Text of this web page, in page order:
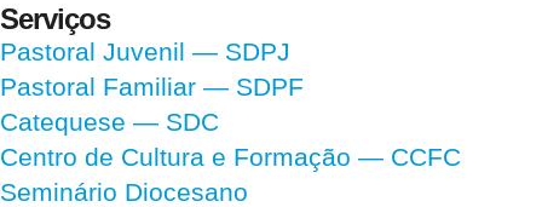
Serviços
Pastoral Juvenil — SDPJ
Pastoral Familiar — SDPF
Catequese — SDC
Centro de Cultura e Formação — CCFC
Seminário Diocesano